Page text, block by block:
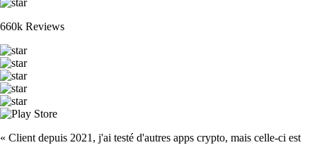
660k Reviews
« Client depuis 2021, j'ai testé d'autres apps crypto, mais celle-ci est